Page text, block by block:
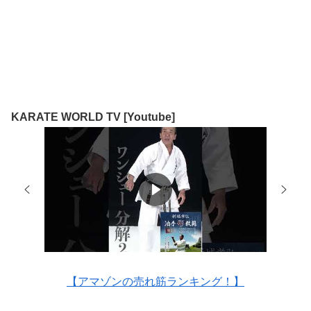
KARATE WORLD TV [Youtube]
【アマゾンの売れ筋ランキング！】